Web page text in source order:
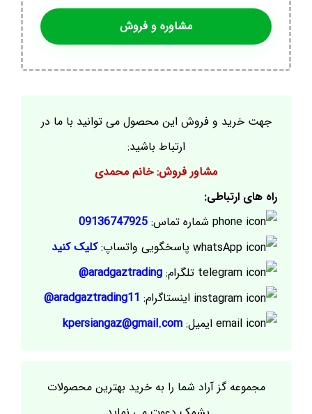
مشاوره و فروش
جهت خرید و فروش این محصول می توانید با ما در
ارتباط باشید:
مشاور فروش: خانم محمدی
راه های ارتباطی:
شماره تماس: 09136747925
پاسخگویی واتساپ:کلیک کنید
تلگرام: aradgaztrading@
اینستاگرام: aradgaztrading11@
ایمیل: kpersiangaz@gmail.com
مجموعه گز آراد شما را به خرید بهترین محصولات